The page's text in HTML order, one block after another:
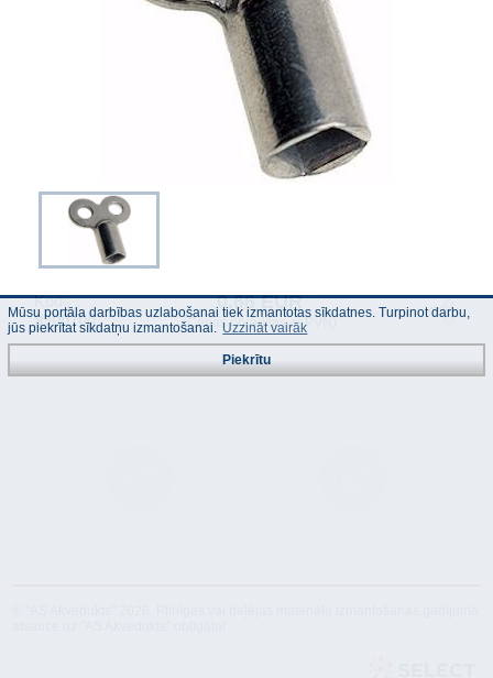
Kods :
9300700
0.66 EUR
(Cenas norādītas ar PVN)
Mūsu portāla darbības uzlabošanai tiek izmantotas sīkdatnes. Turpinot darbu,
jūs piekrītat sīkdatņu izmantošanai. Uzzināt vairāk
Piekrītu